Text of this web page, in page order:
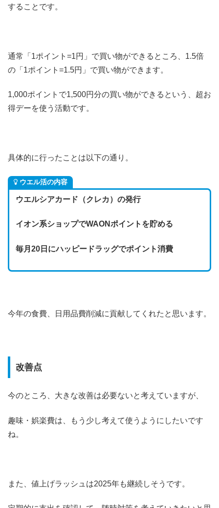
することです。
通常「1ポイント=1円」で買い物ができるところ、1.5倍
の「1ポイント=1.5円」で買い物ができます。
1,000ポイントで1,500円分の買い物ができるという、超お
得デーを使う活動です。
具体的に行ったことは以下の通り。
ウエル活の内容
ウエルシアカード（クレカ）の発行
イオン系ショップでWAONポイントを貯める
毎月20日にハッピードラッグでポイント消費
今年の食費、日用品費削減に貢献してくれたと思います。
改善点
今のところ、大きな改善は必要ないと考えていますが、
趣味・娯楽費は、もう少し考えて使うようにしたいです
ね。
また、値上げラッシュは2025年も継続しそうです。